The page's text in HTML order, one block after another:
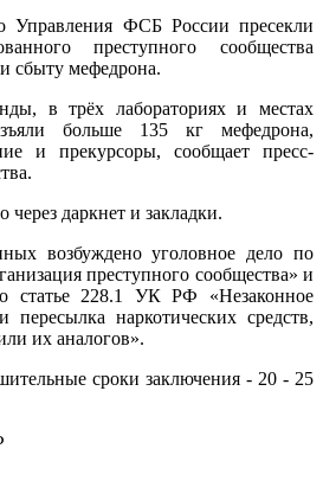
Управления ФСБ России пресекли
преступного сообщества
сбыту мефедрона.
в трёх лабораториях и местах
больше 135 кг мефедрона,
и прекурсоры, сообщает пресс-
даркнет и закладки.
возбуждено уголовное дело по
преступного сообщества» и
статье 228.1 УК РФ «Незаконное
пересылка наркотических средств,
их аналогов».
сроки заключения - 20 - 25